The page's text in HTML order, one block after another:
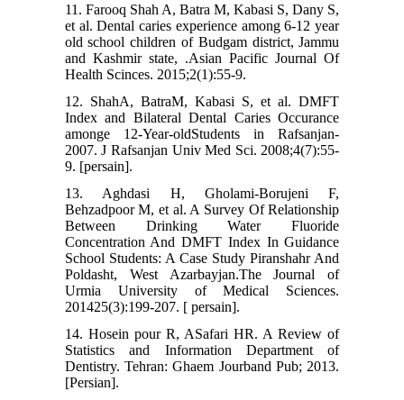
11. Farooq Shah A, Batra M, Kabasi S, Dany S,
et al. Dental caries experience among 6-12 year
old school children of Budgam district, Jammu
and Kashmir state, .Asian Pacific Journal Of
Health Scinces. 2015;2(1):55-9.
12. ShahA, BatraM, Kabasi S, et al. DMFT
Index and Bilateral Dental Caries Occurance
amonge 12-Year-oldStudents in Rafsanjan-
2007. J Rafsanjan Univ Med Sci. 2008;4(7):55-
9. [persain].
13. Aghdasi H, Gholami-Borujeni F,
Behzadpoor M, et al. A Survey Of Relationship
Between Drinking Water Fluoride
Concentration And DMFT Index In Guidance
School Students: A Case Study Piranshahr And
Poldasht, West Azarbayjan.The Journal of
Urmia University of Medical Sciences.
201425(3):199-207. [ persain].
14. Hosein pour R, ASafari HR. A Review of
Statistics and Information Department of
Dentistry. Tehran: Ghaem Jourband Pub; 2013.
[Persian].